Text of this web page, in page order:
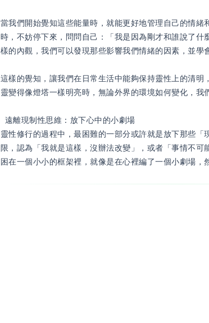
當我們開始覺知這些能量時，就能更好地管理自己的情緒
時，不妨停下來，問問自己：「我是因為剛才和誰說了什
樣的內觀，我們可以發現那些影響我們情緒的因素，並學
這樣的覺知，讓我們在日常生活中能夠保持靈性上的清
靈變得像燈塔一樣明亮時，無論外界的環境如何變化，我
遠離現制性思維：放下心中的小劇場
靈性修行的過程中，最困難的一部分或許就是放下那些「
限，認為「我就是這樣，沒辦法改變」，或者「事情不可
困在一個小小的框架裡，就像是在心裡編了一個小劇場，